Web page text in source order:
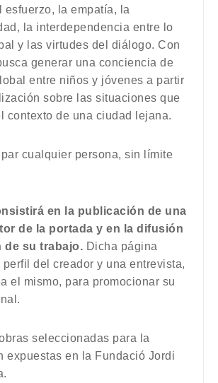
esfuerzo, la empatía, la
la interdependencia entre lo
y las virtudes del diálogo. Con
generar una conciencia de
entre niños y jóvenes a partir
sobre las situaciones que
contexto de una ciudad lejana.
cualquier persona, sin límite
en la publicación de una
de la portada y en la difusión
de su trabajo. Dicha página
del creador y una entrevista,
el mismo, para promocionar su
seleccionadas para la
expuestas en la Fundació Jordi